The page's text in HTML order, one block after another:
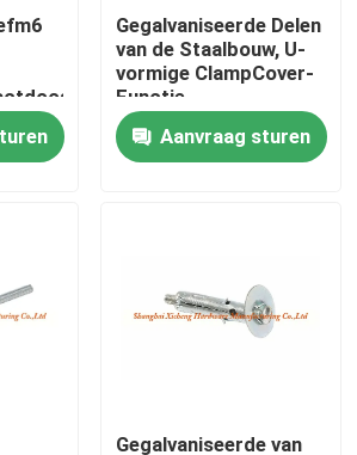
de aluminiumtoegang
Gegalvaniseerde Delen
van de Staalbouw, U-
vormige ClampCover-
Functie
Aanvraag sturen
Gegalvaniseerde van